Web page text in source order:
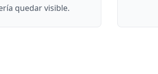
quedar visible.